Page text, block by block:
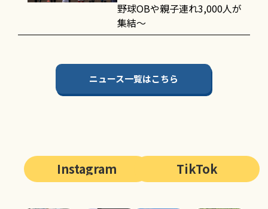
野球OBや親子連れ3,000人が
集結〜
ニュース一覧はこちら
Instagram TikTok